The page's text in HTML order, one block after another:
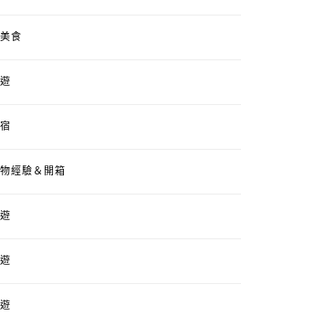
& 生活
視力檢查、練習犯
、認識華德福
04-12
食
經驗＆開箱